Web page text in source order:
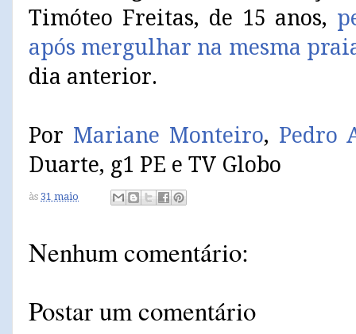
Timóteo Freitas, de 15 anos,
após mergulhar na mesma
dia anterior.
Por Mariane Monteiro, Pedro
Duarte, g1 PE e TV Globo
às 31 maio
Nenhum comentário:
Postar um comentário